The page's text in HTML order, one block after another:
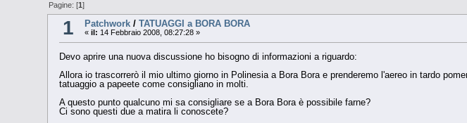
Pagine: [1]
1 Patchwork/ TATUAGGI a BORA BORA
« il: 14 Febbraio 2008, 08:27:28 »
Devo aprire una nuova discussione ho bisogno di informazioni a riguardo:
Allora io trascorrerò il mio ultimo giorno in Polinesia a Bora Bora e prenderemo l'aereo in tardo
tatuaggio a papeete come consigliano in molti.
A questo punto qualcuno mi sa consigliare se a Bora Bora è possibile farne?
Ci sono questi due a matira li conoscete?